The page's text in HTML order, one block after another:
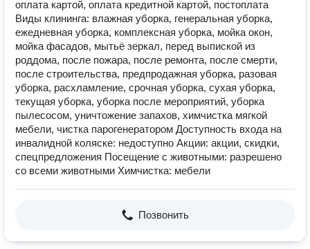
оплата картой, оплата кредитной картой, постоплата
Виды клининга: влажная уборка, генеральная уборка,
ежедневная уборка, комплексная уборка, мойка окон,
мойка фасадов, мытьё зеркал, перед выпиской из
роддома, после пожара, после ремонта, после смерти,
после строительства, предпродажная уборка, разовая
уборка, расхламление, срочная уборка, сухая уборка,
текущая уборка, уборка после мероприятий, уборка
пылесосом, уничтожение запахов, химчистка мягкой
мебели, чистка парогенератором Доступность входа на
инвалидной коляске: недоступно Акции: акции, скидки,
спецпредложения Посещение с животными: разрешено
со всеми животными Химчистка: мебели
Позвонить